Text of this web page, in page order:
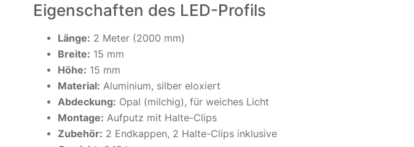
Eigenschaften des LED-Profils
Länge: 2 Meter (2000 mm)
Breite: 15 mm
Höhe: 15 mm
Material: Aluminium, silber eloxiert
Abdeckung: Opal (milchig), für weiches Licht
Montage: Aufputz mit Halte-Clips
Zubehör: 2 Endkappen, 2 Halte-Clips inklusive